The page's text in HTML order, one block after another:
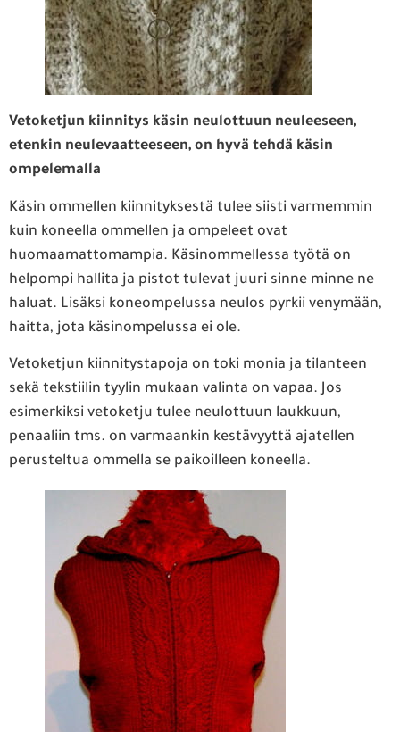
Vetoketjun kiinnitys käsin neulottuun neuleeseen,
etenkin neulevaatteeseen, on hyvä tehdä käsin
ompelemalla
Käsin ommellen kiinnityksestä tulee siisti varmemmin
kuin koneella ommellen ja ompeleet ovat
huomaamattomampia. Käsinommellessa työtä on
helpompi hallita ja pistot tulevat juuri sinne minne ne
haluat. Lisäksi koneompelussa neulos pyrkii venymään,
haitta, jota käsinompelussa ei ole.
Vetoketjun kiinnitystapoja on toki monia ja tilanteen
sekä tekstiilin tyylin mukaan valinta on vapaa. Jos
esimerkiksi vetoketju tulee neulottuun laukkuun,
penaaliin tms. on varmaankin kestävyyttä ajatellen
perusteltua ommella se paikoilleen koneella.